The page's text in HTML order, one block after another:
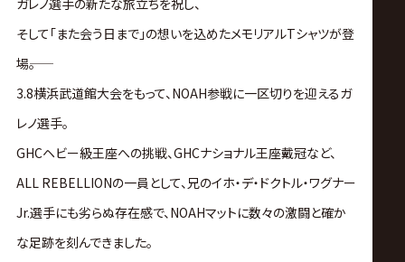
ガレノ選手の新たな旅立ちを祝し、
そして「また会う日まで」の想いを込めたメモリアルTシャツが登
場――。
3.8横浜武道館大会をもって、NOAH参戦に一区切りを迎えるガ
レノ選手。
GHCヘビー級王座への挑戦、GHCナショナル王座戴冠など、
ALL REBELLIONの一員として、兄のイホ・デ・ドクトル・ワグナー
Jr.選手にも劣らぬ存在感で、NOAHマットに数々の激闘と確か
な足跡を刻んできました。